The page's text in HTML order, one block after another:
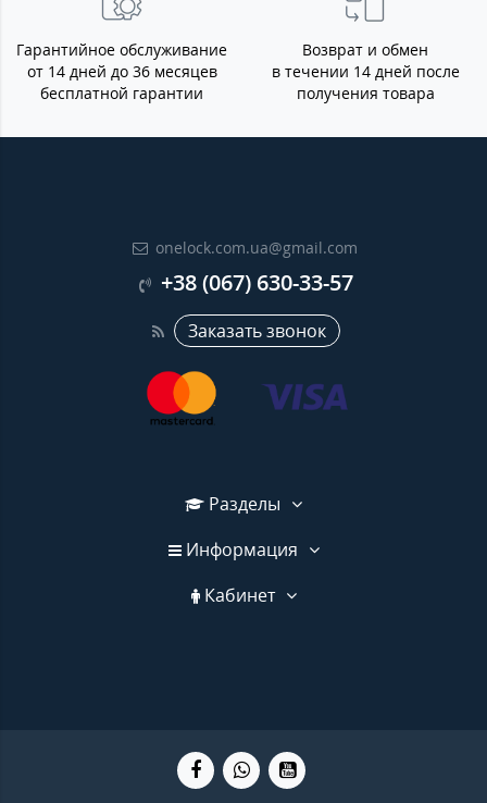
Гарантийное обслуживание
от 14 дней до 36 месяцев
бесплатной гарантии
Возврат и обмен
в течении 14 дней после
получения товара
onelock.com.ua@gmail.com
+38 (067) 630-33-57
Заказать звонок
Разделы
Информация
Кабинет